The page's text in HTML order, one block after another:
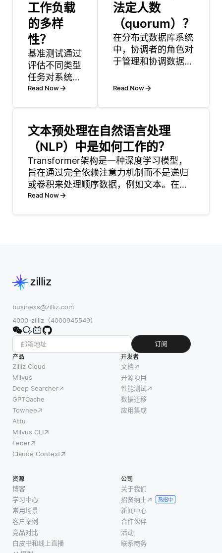
工作负载
的多样
性？
基准测试通过
评估不同类型
任务对系统性
能的影响来评
方法涉及在系
统上运行各种
应用程序或工
作负载，以测
量其处理多样
化场景的能
力。通过使用
开发人员可以
Read Now
法定人数
（quorum）？
在分布式数据库系统
中，协调者的角色对
于管理和协调数据库
的交互至关重要。实
一个中央通信点，确
有效处理跨多个位置
的查询。这涉及将查
询指向适当的节点，
聚合结果，并保持涉
及分布式系统不同部
Read Now
文本预处理在自然语言处理
（NLP）中是如何工作的？
Transformer架构是一种深度学习模型，
旨在通过完全依赖注意力机制而不是递归
或卷积来处理顺序数据，例如文本。在开
创性的论文中介绍了 “注意力就是你所需要
Read Now
business@zilliz.com
4000-zilliz（4000945549）
订阅
产品
Zilliz Cloud
Milvus
Deep Searcher
GPTCache
Towhee
Attu
Milvus CLI
Feder
Claude Context
开发者
文档
开源项目
性能测试
数据迁移
应用集成
资源
博客
学习中心
常用场景
客户案例
竞品对比
白皮书和线上直播
公司
关于我们
招贤纳士
热招中
新闻中心
合作伙伴
活动
联系商务